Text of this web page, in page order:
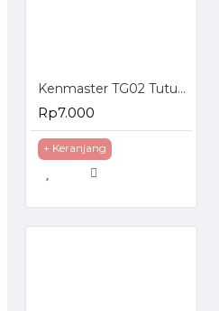
Kenmaster TG02 Tutup Galon dispenser Anti Tumpah 2pcs
Rp7.000
+ Keranjang